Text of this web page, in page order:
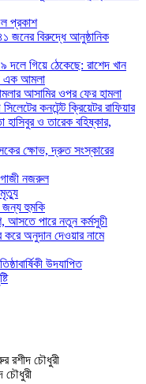
প্রকাশ
জনের বিরুদ্ধে আনুষ্ঠানিক
গিয়ে ঠেকেছে: রাশেদ খান
এক আমলা
আসামির ওপর ফের হামলা
কনটেন্ট ক্রিয়েটর রাফিয়ার
হাসিবুর ও তারেক বহিষ্কার,
ক্ষোভ, দ্রুত সংস্কারের
গাজী নজরুল
জন্য হুমকি
আসতে পারে নতুন কর্মসুচী
করে অনুদান দেওয়ার নামে
উদযাপিত
রশীদ চৌধুরী
চৌধুরী